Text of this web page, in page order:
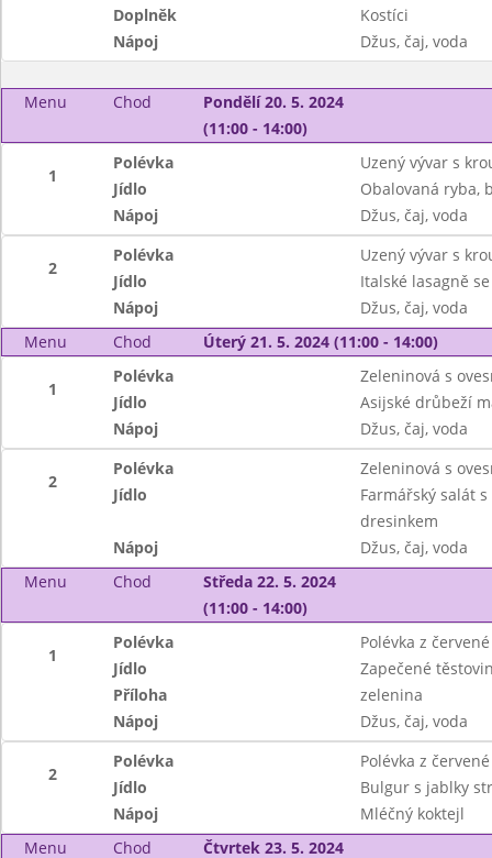
Doplněk
Kostíci
Nápoj
Džus, čaj, voda
Menu Chod
Pondělí 20. 5. 2024
(11:00 - 14:00)
1
Polévka
Uzený vývar s
Jídlo
Obalovaná ryba,
Nápoj
Džus, čaj, voda
2
Polévka
Uzený vývar s
Jídlo
Italské lasagně
Nápoj
Džus, čaj, voda
Menu
Chod Úterý 21. 5. 2024 (11:00 - 14:00)
1
Polévka
Zeleninová s
Jídlo
Asijské drůbeží
Nápoj
Džus, čaj, voda
2
Polévka
Zeleninová s
Jídlo
Farmářský salát
dresinkem
Nápoj
Džus, čaj, voda
Menu
Chod
Středa 22. 5. 2024
(11:00 - 14:00)
1
Polévka
Polévka z
Jídlo
Zapečené
Příloha
zelenina
Nápoj
Džus, čaj, voda
2
Polévka
Polévka z
Jídlo
Bulgur s jablky
Nápoj
Mléčný koktejl
Menu
Chod Čtvrtek 23. 5. 2024